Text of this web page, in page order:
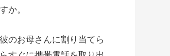
彼のお母さんに割り当てら